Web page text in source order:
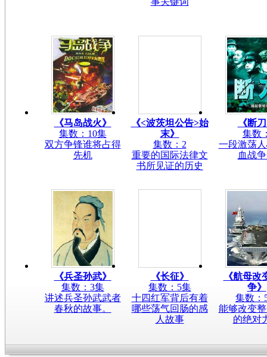
《马岛战火》
集数：10集
双方争锋谁将占得
先机
《<波茨坦公告>始
末》
集数：2
重要的国际法律文
书所见证的历史
《断
集数
一段激荡
血战
《兵圣孙武》
集数：3集
讲述兵圣孙武武者
春秋的故事。
《长征》
集数：5集
十四红军背后有着
哪些荡气回肠的感
人故事
《航母改
争》
集数：
能够改变
的绝对